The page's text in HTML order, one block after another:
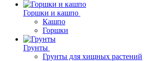
Горшки и кашпо
Кашпо
Горшки
Грунты
Грунты для хищных растений